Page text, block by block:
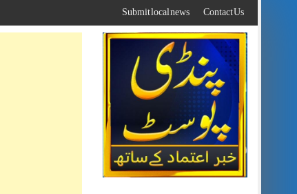
to
content
Contact Us
Submit local news